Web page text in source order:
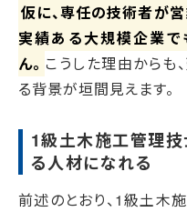
仮に、専任の技術者が
実績ある大規模企業
ん。 こうした理由から
る背景が垣間見えます。
1級土木施工管理技
る人材になれる
前述のとおり、1級土木